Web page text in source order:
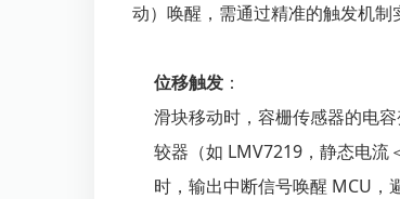
动）唤醒，需通过精准的触发机制
位移触发 ：
滑块移动时，容栅传感器的电
较器（如 LMV7219，静态电流
时，输出中断信号唤醒 MCU，